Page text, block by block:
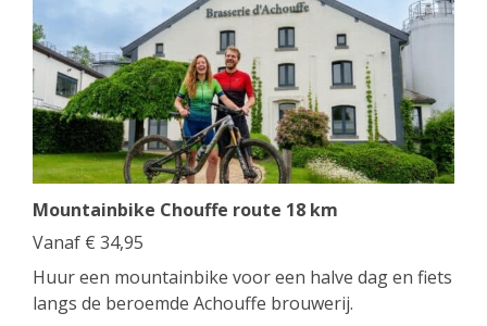
Mountainbike Chouffe route 18 km
Vanaf € 34,95
Huur een mountainbike voor een halve dag en fiets
langs de beroemde Achouffe brouwerij.